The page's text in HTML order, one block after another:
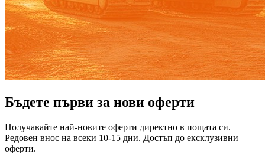
Бъдете първи за нови оферти
Получавайте най-новите оферти директно в пощата си.
Редовен внос на всеки 10-15 дни. Достъп до ексклузивни
оферти.